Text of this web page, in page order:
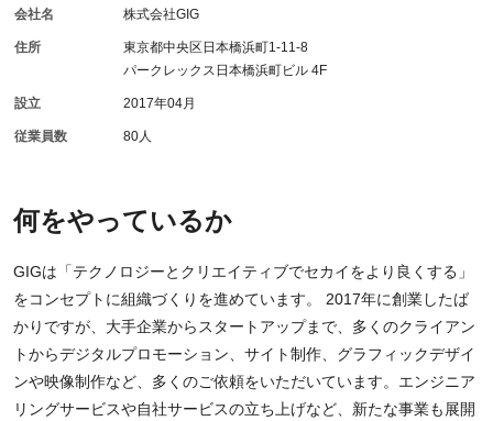
何をやっているか
GIGは「テクノロジーとクリエイティブでセカイをより良くする」
をコンセプトに組織づくりを進めています。 2017年に創業したば
かりですが、大手企業からスタートアップまで、多くのクライアン
トからデジタルプロモーション、サイト制作、グラフィックデザイ
ンや映像制作など、多くのご依頼をいただいています。エンジニア
リングサービスや自社サービスの立ち上げなど、新たな事業も展開
会社名 株式会社GIG
住所
東京都中央区日本橋浜町1-11-8
パークレックス日本橋浜町ビル 4F
設立 2017年04月
従業員数 80人